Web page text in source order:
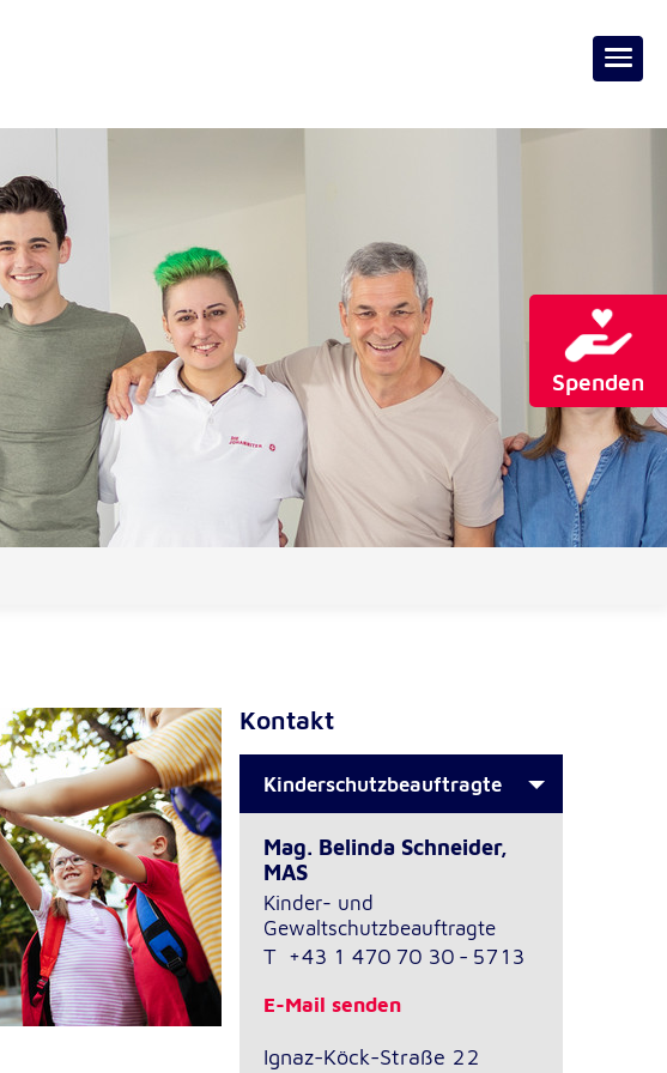
Spenden
Kontakt
Kinderschutzbeauftragte
Mag. Belinda Schneider,
MAS
Kinder- und
Gewaltschutzbeauftragte
T +43 1 470 70 30 - 5713
E-Mail senden
Ignaz-Köck-Straße 22